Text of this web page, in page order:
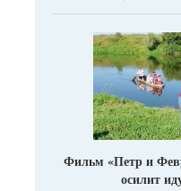
Фильм «Петр и
осилит